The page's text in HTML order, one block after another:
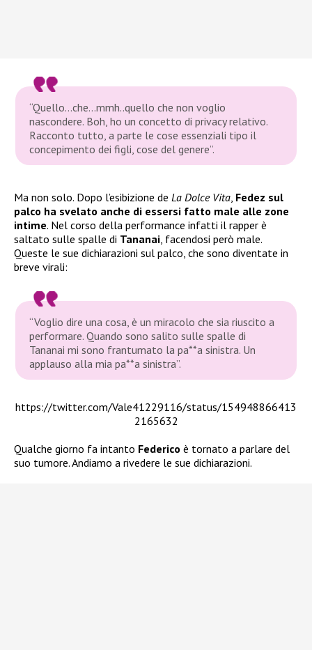
“Quello…che…mmh..quello che non voglio
nascondere. Boh, ho un concetto di privacy relativo.
Racconto tutto, a parte le cose essenziali tipo il
concepimento dei figli, cose del genere”.
Ma non solo. Dopo l’esibizione de La Dolce Vita Fedez sul
palco ha svelato anche di essersi fatto male alle zone
intime. Nel corso della performance infatti il rapper è
saltato sulle spalle di Tananai , facendosi però male.
Queste le sue dichiarazioni sul palco, che sono diventate in
breve virali:
“Voglio dire una cosa, è un miracolo che sia riuscito a
performare. Quando sono salito sulle spalle di
Tananai mi sono frantumato la pa**a sinistra. Un
applauso alla mia pa**a sinistra”.
https://twitter.com/Vale41229116/status/154948866413
2165632
Qualche giorno fa intanto Federico è tornato a parlare del
suo tumore. Andiamo a rivedere le sue dichiarazioni.